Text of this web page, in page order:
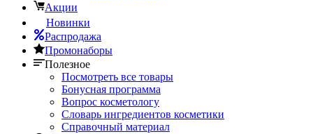
Акции
Новинки
Распродажа
Промонаборы
Полезное
Посмотреть все товары
Бонусная программа
Вопрос косметологу
Словарь ингредиентов косметики
Справочный материал